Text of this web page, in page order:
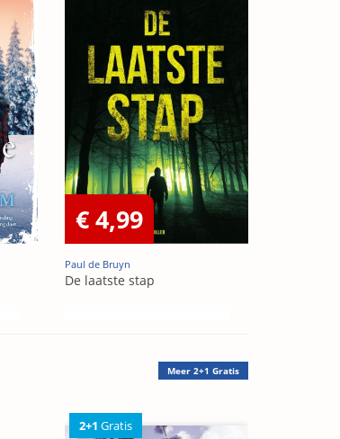
€ 4,99
Paul de Bruyn
De laatste stap
Meer 2+1 Gratis
2+1 Gratis